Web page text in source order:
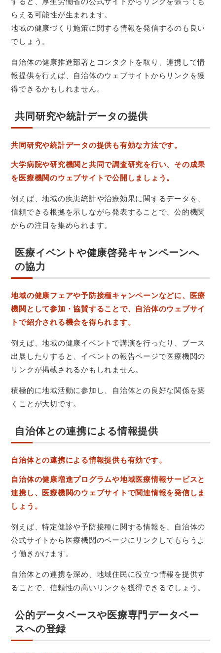
らえる可能性が生まれます。
地域の健康づくり施策に関する情報を発信するのも良い
でしょう。
自治体の健康推進部署とコンタクトを取り、連携して情
報提供を行えば、自治体のウェブサイトからリンクを獲
得できるかもしれません。
共同研究や統計データの提供
共同研究や統計データの提供も有効な方法です。
大学病院や研究機関と共同で調査研究を行い、その成果
を医療機関のウェブサイトで公開しましょう。
例えば、地域の疾患統計や治療効果に関するデータを、
信頼できる根拠を示しながら発表することで、公的機関
からの注目を集められます。
医療イベントや健康啓発キャンペーンへ
の協力
地域の健康フェアや予防接種キャンペーンなどに、医療
機関として参加・協賛することで、自治体のウェブサイ
トで紹介される機会を得られます。
例えば、地域の健康イベントで講演を行ったり、ブース
出展したりすると、イベントの報告ページで医療機関の
リンクが掲載されるかもしれません。
積極的に地域活動に参加し、自治体との良好な関係を築
くことが大切です。
自治体との連携による情報提供
自治体との連携による情報提供も有効です。
自治体の健康増進プログラムや地域医療情報サービスと
連携し、医療機関のウェブサイトで関連情報を発信しま
しょう。
例えば、特定健診や予防接種に関する情報を、自治体の
公式サイトから医療機関のページにリンクしてもらうよ
う働きかけます。
自治体との連携を深め、地域住民に役立つ情報を提供す
ることで、信頼性の高いリンクを獲得できるでしょう。
公的データベースや医療専門データベー
スへの登録